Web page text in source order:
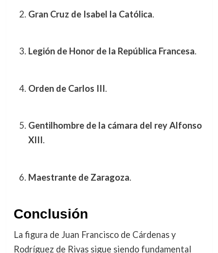
Gran Cruz de Isabel la Católica.
Legión de Honor de la República Francesa.
Orden de Carlos III.
Gentilhombre de la cámara del rey Alfonso
XIII.
Maestrante de Zaragoza.
Conclusión
La figura de Juan Francisco de Cárdenas y
Rodríguez de Rivas sigue siendo fundamental